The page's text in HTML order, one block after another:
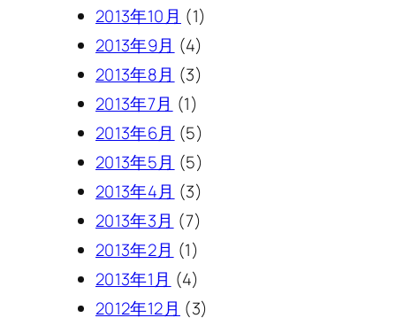
2013年10月 (1)
2013年9月 (4)
2013年8月 (3)
2013年7月 (1)
2013年6月 (5)
2013年5月 (5)
2013年4月 (3)
2013年3月 (7)
2013年2月 (1)
2013年1月 (4)
2012年12月 (3)